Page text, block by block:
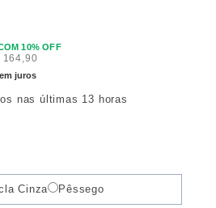
10% OFF
164,90
juros
nas últimas 13 horas
Cinza Pêssego